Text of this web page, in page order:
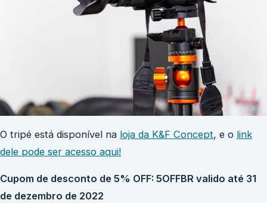
O tripé está disponível na loja da K&F Concept, e o link
dele pode ser acesso aqui!
Cupom de desconto de 5% OFF: 5OFFBR valido até 31
de dezembro de 2022